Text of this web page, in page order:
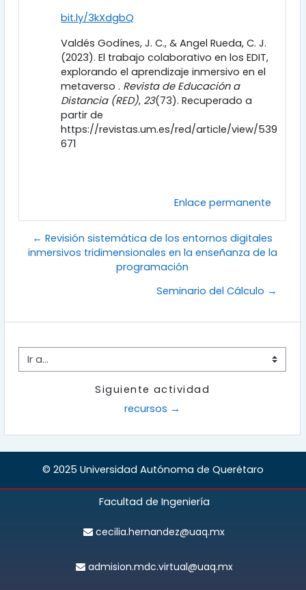
bit.ly/3kXdgbQ
Valdés Godínes, J. C., & Angel Rueda, C. J.
(2023). El trabajo colaborativo en los EDIT,
explorando el aprendizaje inmersivo en el
metaverso . Revista de Educación a
Distancia (RED), 23(73). Recuperado a
partir de
https://revistas.um.es/red/article/view/539
671
Enlace permanente
← Revisión sistemática de los entornos digitales
inmersivos tridimensionales en la enseñanza de la
programación
Seminario del Cálculo →
Ir a...
Siguiente actividad
recursos →
© 2025 Universidad Autónoma de Querétaro
Facultad de Ingeniería
cecilia.hernandez@uaq.mx
admision.mdc.virtual@uaq.mx